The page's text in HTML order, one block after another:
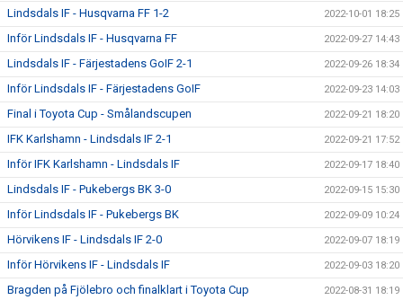
Lindsdals IF - Husqvarna FF 1-2 2022-10-01 18:25
Inför Lindsdals IF - Husqvarna FF 2022-09-27 14:43
Lindsdals IF - Färjestadens GoIF 2-1 2022-09-26 18:34
Inför Lindsdals IF - Färjestadens GoIF 2022-09-23 14:03
Final i Toyota Cup - Smålandscupen 2022-09-21 18:20
IFK Karlshamn - Lindsdals IF 2-1 2022-09-21 17:52
Inför IFK Karlshamn - Lindsdals IF 2022-09-17 18:40
Lindsdals IF - Pukebergs BK 3-0 2022-09-15 15:30
Inför Lindsdals IF - Pukebergs BK 2022-09-09 10:24
Hörvikens IF - Lindsdals IF 2-0 2022-09-07 18:19
Inför Hörvikens IF - Lindsdals IF 2022-09-03 18:20
Bragden på Fjölebro och finalklart i Toyota Cup 2022-08-31 18:19